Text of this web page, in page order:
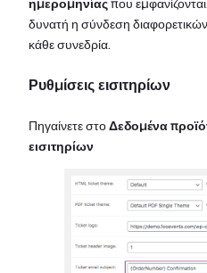
δυνατή η σύνδεση
κάθε συνεδρία.
Ρυθμίσεις εισιτηρίων
Πηγαίνετε στοΔεδομένα
εισιτηρίων